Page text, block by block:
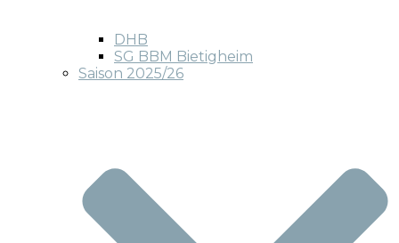
DHB
SG BBM Bietigheim
Saison 2025/26